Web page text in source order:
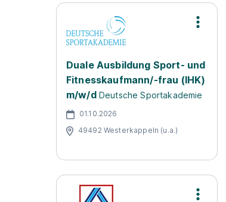
Duale Ausbildung Sport- und
Fitnesskaufmann/-frau (IHK)
m/w/d Deutsche Sportakademie
01.10.2026
49492 Westerkappeln (u.a.)